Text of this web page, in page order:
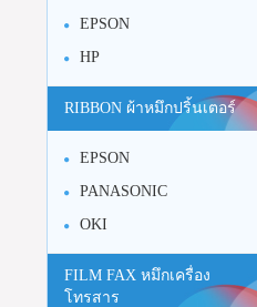
EPSON
HP
RIBBON ผ้าหมึกปริ้นเตอร์
EPSON
PANASONIC
OKI
FILM FAX หมึกเครื่อง
โทรสาร